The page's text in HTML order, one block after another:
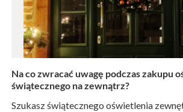
Na co zwracać uwagę podczas zakupu
świątecznego na zewnątrz?
Szukasz świątecznego oświetlenia